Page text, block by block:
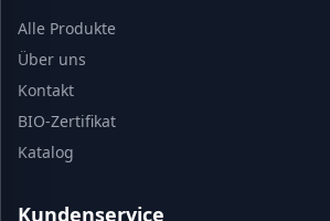
Alle Produkte
Über uns
Kontakt
BIO-Zertifikat
Katalog
Kundenservice